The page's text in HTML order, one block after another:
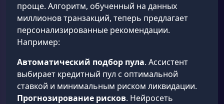
проще. Алгоритм, обученный на данных
миллионов транзакций, теперь предлагает
персонализированные рекомендации.
Например:
Автоматический подбор пула. Ассистент
выбирает кредитный пул с оптимальной
ставкой и минимальным риском ликвидации.
Прогнозирование рисков. Нейросеть